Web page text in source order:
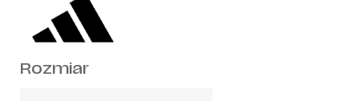
Rozmiar